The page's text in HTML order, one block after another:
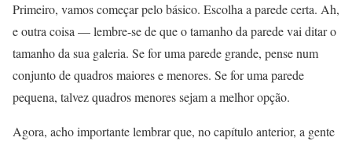
Primeiro, vamos começar pelo básico. Escolha a parede certa. Ah,
e outra coisa — lembre-se de que o tamanho da parede vai ditar o
tamanho da sua galeria. Se for uma parede grande, pense num
conjunto de quadros maiores e menores. Se for uma parede
pequena, talvez quadros menores sejam a melhor opção.
Agora, acho importante lembrar que, no capítulo anterior, a gente